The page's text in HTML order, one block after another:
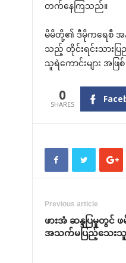
တက်‌နေကြသည်။
မိမိတို့၏ ဒီမိုက‌ရေစီ အ
သည့် တိုင်းရင်းသားပ
သူရဲ‌ကောင်းများ အဖ
0
Previous article
ဖားအံ ဆန္ဒပြမှုတွင်
အသက်မပြည့်‌သေးသူ